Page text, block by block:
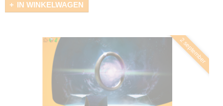
IN WINKELWAGEN
2 september